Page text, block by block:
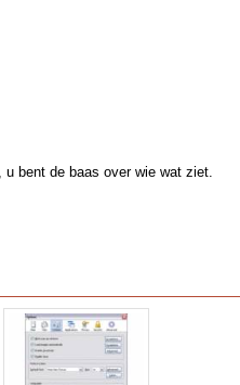
bent de baas over wie wat ziet.